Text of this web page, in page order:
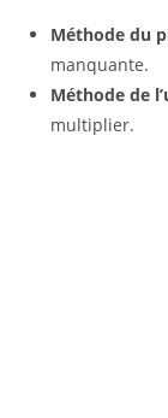
Méthode du
manquante.
Méthode de
multiplier.